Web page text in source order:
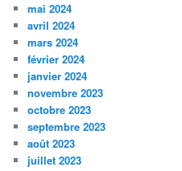
mai 2024
avril 2024
mars 2024
février 2024
janvier 2024
novembre 2023
octobre 2023
septembre 2023
août 2023
juillet 2023